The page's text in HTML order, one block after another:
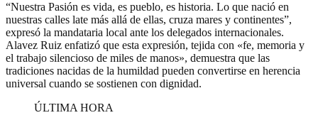
“Nuestra Pasión es vida, es pueblo, es historia. Lo que nació en
nuestras calles late más allá de ellas, cruza mares y continentes”,
expresó la mandataria local ante los delegados internacionales.
Alavez Ruiz enfatizó que esta expresión, tejida con «fe, memoria y
el trabajo silencioso de miles de manos», demuestra que las
tradiciones nacidas de la humildad pueden convertirse en herencia
universal cuando se sostienen con dignidad.
ÚLTIMA HORA